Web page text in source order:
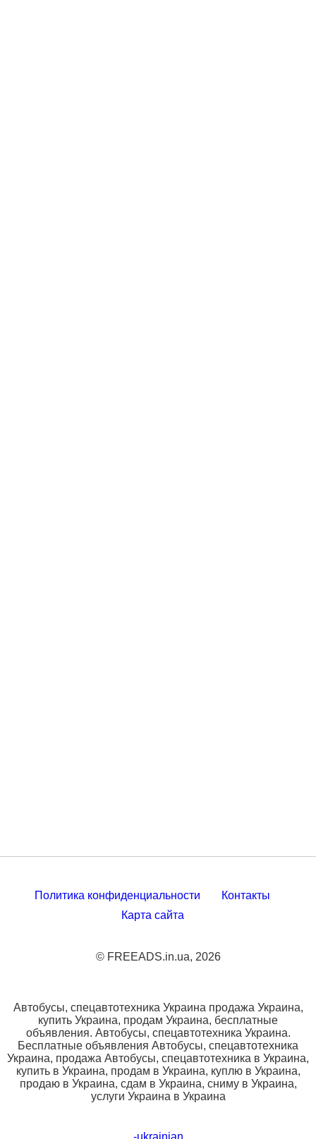
Политика конфиденциальности
Контакты
Карта сайта
© FREEADS.in.ua, 2026
Автобусы, спецавтотехника Украина продажа Украина,
купить Украина, продам Украина, бесплатные
объявления. Автобусы, спецавтотехника Украина.
Бесплатные объявления Автобусы, спецавтотехника
Украина, продажа Автобусы, спецавтотехника в Украина,
купить в Украина, продам в Украина, куплю в Украина,
продаю в Украина, сдам в Украина, сниму в Украина,
услуги Украина в Украина
-ukrainian